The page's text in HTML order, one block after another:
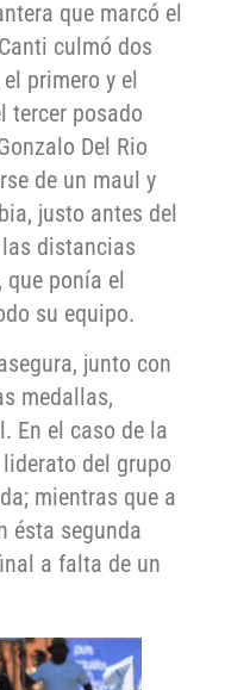
que marcó el
culmó dos
primero y el
tercer posado
Del Rio
de un maul y
justo antes del
distancias
que ponía el
su equipo.
junto con
medallas,
En el caso de la
del grupo
mientras que a
ésta segunda
a falta de un